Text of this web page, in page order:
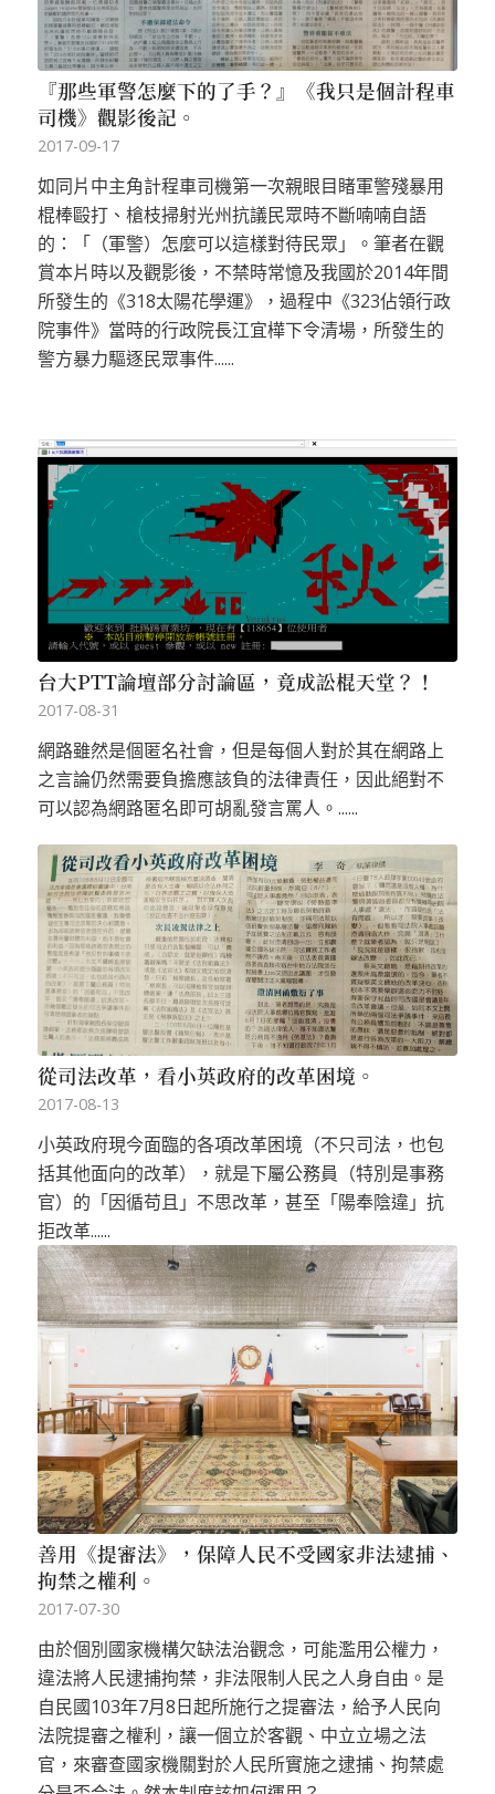
『那些軍警怎麼下的了手？』《我只是個計程車
司機》觀影後記。
2017-09-17
如同片中主角計程車司機第一次親眼目睹軍警殘暴用
棍棒毆打、槍枝掃射光州抗議民眾時不斷喃喃自語
的：「（軍警）怎麼可以這樣對待民眾」。筆者在觀
賞本片時以及觀影後，不禁時常憶及我國於2014年間
所發生的《318太陽花學運》，過程中《323佔領行政
院事件》當時的行政院長江宜樺下令清場，所發生的
警方暴力驅逐民眾事件......
台大PTT論壇部分討論區，竟成訟棍天堂？！
2017-08-31
網路雖然是個匿名社會，但是每個人對於其在網路上
之言論仍然需要負擔應該負的法律責任，因此絕對不
可以認為網路匿名即可胡亂發言罵人。......
從司法改革，看小英政府的改革困境。
2017-08-13
小英政府現今面臨的各項改革困境（不只司法，也包
括其他面向的改革），就是下屬公務員（特別是事務
官）的「因循苟且」不思改革，甚至「陽奉陰違」抗
拒改革......
善用《提審法》，保障人民不受國家非法逮捕、
拘禁之權利。
2017-07-30
由於個別國家機構欠缺法治觀念，可能濫用公權力，
違法將人民逮捕拘禁，非法限制人民之人身自由。是
自民國103年7月8日起所施行之提審法，給予人民向
法院提審之權利，讓一個立於客觀、中立立場之法
官，來審查國家機關對於人民所實施之逮捕、拘禁處